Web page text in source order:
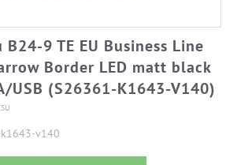
9 TE EU Business Line
Border LED matt black
USB (S26361-K1643-V140)
v140